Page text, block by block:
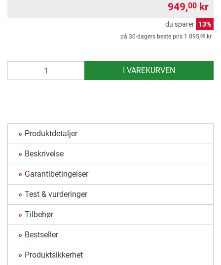
949,00 kr
du sparer 13%
på 30-dagers beste pris 1 095,00 kr
I VAREKURVEN
Produktdetaljer
Beskrivelse
Garantibetingelser
Test & vurderinger
Tilbehør
Bestseller
Produktsikkerhet